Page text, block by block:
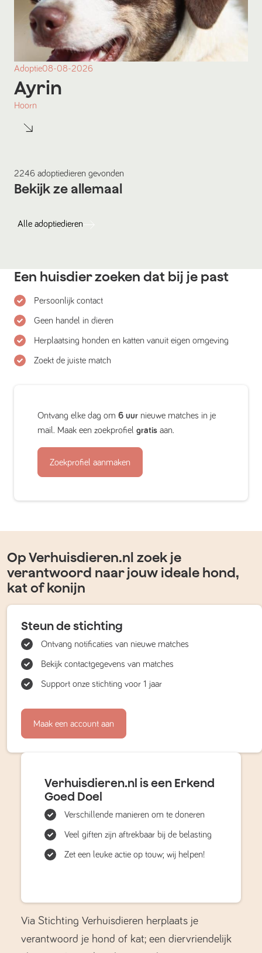
Adoptie08-08-2026
Ayrin
Hoorn
2246 adoptiedieren gevonden
Bekijk ze allemaal
Alle adoptiedieren
Een huisdier zoeken dat bij je past
Persoonlijk contact
Geen handel in dieren
Herplaatsing honden en katten vanuit eigen omgeving
Zoekt de juiste match
Ontvang elke dag om 6 uur nieuwe matches in je
mail. Maak een zoekprofiel gratis aan.
Zoekprofiel aanmaken
Op Verhuisdieren.nl zoek je
verantwoord naar jouw ideale hond,
kat of konijn
Steun de stichting
Ontvang notificaties van nieuwe matches
Bekijk contactgegevens van matches
Support onze stichting voor 1 jaar
Maak een account aan
Verhuisdieren.nl is een Erkend
Goed Doel
Verschillende manieren om te doneren
Veel giften zijn aftrekbaar bij de belasting
Zet een leuke actie op touw; wij helpen!
Via Stichting Verhuisdieren herplaats je
verantwoord je hond of kat; een diervriendelijk